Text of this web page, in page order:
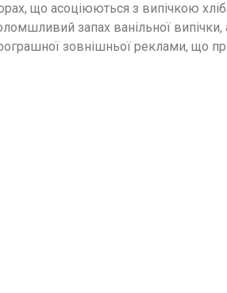
що асоціюються з випічкою
запах ванільної
зовнішньої реклами, що